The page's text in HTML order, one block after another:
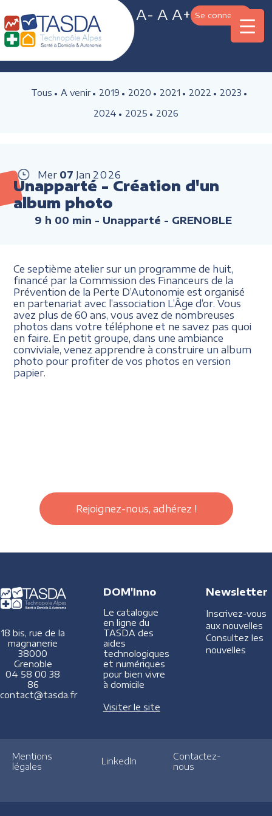
A- A A+ Se connecter
Tous A venir 2019 2020 2021 2022
2023
2024
2025 2026
Mer 07 Jan 2026
Unapparté - Création d'un
album photo
9 h 00 min - Unapparté - GRENOBLE
Ce septième atelier sur un programme de huit,
financé par la Commission des Financeurs de la
Prévention de la Perte D’Autonomie est organisé
en partenariat avec l’association L’Âge d’or. Vous
avez plus de 60 ans, vous avez de nombreuses
photos dans votre téléphone et ne savez pas quoi
en faire. En petit groupe, dans une ambiance
conviviale, venez apprendre à construire un album
photo pour profiter de vos photos en version
papier.
Rejoignez-nous, adhérez !
18 bis, rue de la
magnanerie
38000
Grenoble
04 58 00 38
86
contact@tasda.fr
DOM'Inno
Le catalogue
en ligne du
TASDA des
aides
technologiques
et numériques
pour bien vivre
à domicile
Visiter le site
Newsletter
Inscrivez-vous
aux nouvelles
Consultez les
nouvelles
Mentions
légales
LinkedIn
Contactez-
nous